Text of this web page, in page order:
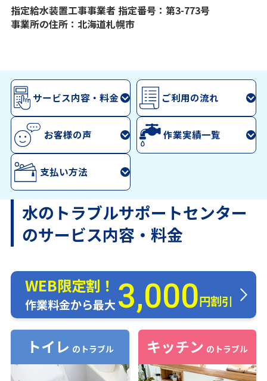
指定給水装置工事事業者 指定番号：第3-773号
事業所の住所：北海道札幌市
サービス内容・料金 ご利用の流れ
お客様の声 作業実績一覧
支払い方法
水のトラブルサポートセンター
のサービス内容・料金
WEB限定割！
作業料金から最大 3,000円割引
トイレ のトラブル キッチン のトラブル